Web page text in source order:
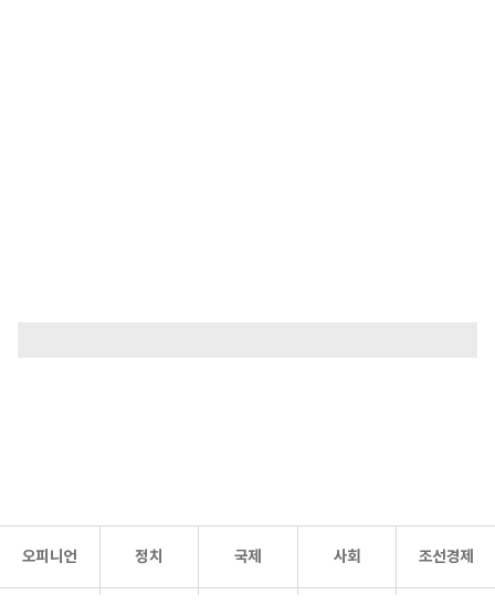
오피니언 정치 국제 사회 조선경제